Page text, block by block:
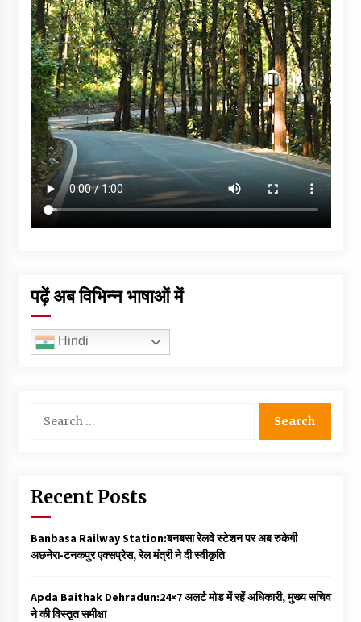
पढ़ें अब विभिन्न भाषाओं में
Hindi
for:
Recent Posts
Banbasa Railway Station:बनबसा रेलवे स्टेशन पर अब रुकेगी
अछनेरा-टनकपुर एक्सप्रेस, रेल मंत्री ने दी स्वीकृति
Apda Baithak Dehradun:24×7 अलर्ट मोड में रहें अधिकारी, मुख्य सचिव
ने की विस्तृत समीक्षा